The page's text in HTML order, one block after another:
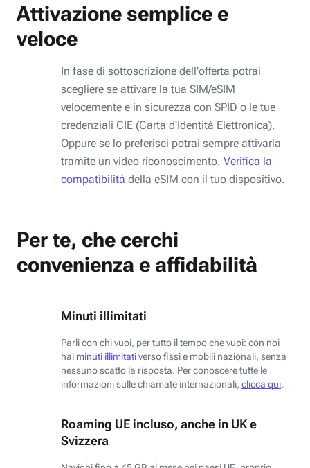
Attivazione semplice e
veloce
In fase di sottoscrizione dell'offerta potrai
scegliere se attivare la tua SIM/eSIM
velocemente e in sicurezza con SPID o le tue
credenziali CIE (Carta d'Identità Elettronica).
Oppure se lo preferisci potrai sempre attivarla
tramite un video riconoscimento. Verifica la
compatibilità della eSIM con il tuo dispositivo.
Per te, che cerchi
convenienza e affidabilità
Minuti illimitati
Parli con chi vuoi, per tutto il tempo che vuoi: con noi
hai minuti illimitativerso fissi e mobili nazionali, senza
nessuno scatto la risposta. Per conoscere tutte le
informazioni sulle chiamate internazionali, clicca qui.
Roaming UE incluso, anche in UK e
Svizzera